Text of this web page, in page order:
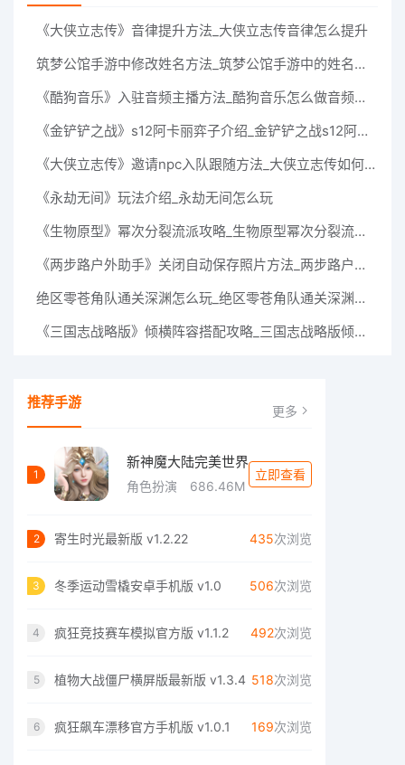
《大侠立志传》音律提升方法_大侠立志传音律怎么提升
筑梦公馆手游中修改姓名方法_筑梦公馆手游中的姓名如何修改呢？
《酷狗音乐》入驻音频主播方法_酷狗音乐怎么做音频主播
《金铲铲之战》s12阿卡丽弈子介绍_金铲铲之战s12阿卡丽怎么样
《大侠立志传》邀请npc入队跟随方法_大侠立志传如何邀请npc入队跟随
《永劫无间》玩法介绍_永劫无间怎么玩
《生物原型》幂次分裂流派攻略_生物原型幂次分裂流派怎么玩
《两步路户外助手》关闭自动保存照片方法_两步路户外助手怎么关闭自动保存照片
绝区零苍角队通关深渊怎么玩_绝区零苍角队通关深渊玩法搭配一览
《三国志战略版》倾横阵容搭配攻略_三国志战略版倾横阵容怎么搭配
推荐手游 更多
1
新神魔大陆完美世界
角色扮演 686.46M
立即查看
2 寄生时光最新版 v1.2.22 435次浏览
3 冬季运动雪橇安卓手机版 v1.0 506次浏览
4 疯狂竞技赛车模拟官方版 v1.1.2 492次浏览
5 植物大战僵尸横屏版最新版 v1.3.4 518次浏览
6 疯狂飙车漂移官方手机版 v1.0.1 169次浏览